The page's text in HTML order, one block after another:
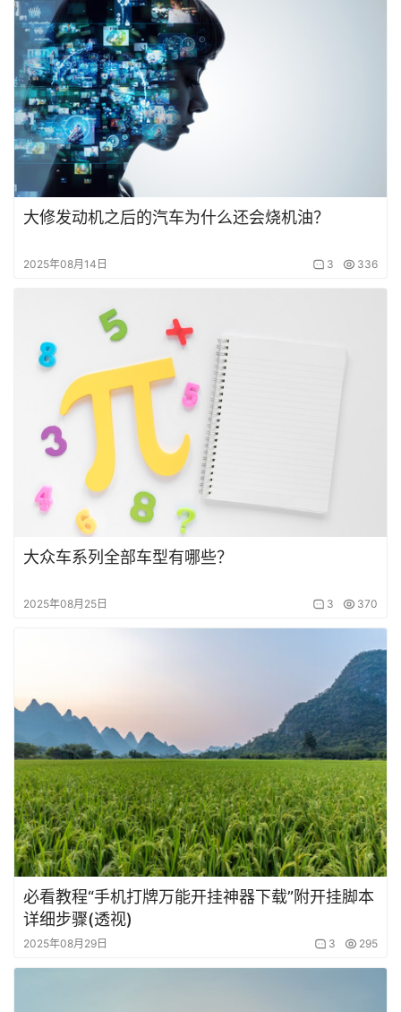
大修发动机之后的汽车为什么还会烧机油？
2025年08月14日 3 336
大众车系列全部车型有哪些？
2025年08月25日 3 370
必看教程“手机打牌万能开挂神器下载”附开挂脚本
详细步骤(透视)
2025年08月29日 3 295